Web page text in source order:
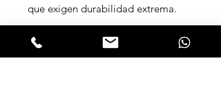
que exigen durabilidad extrema.
Ventajas:
🌿 Resistente a los rayos
UV (5 años de garantía) 🏡 Apto